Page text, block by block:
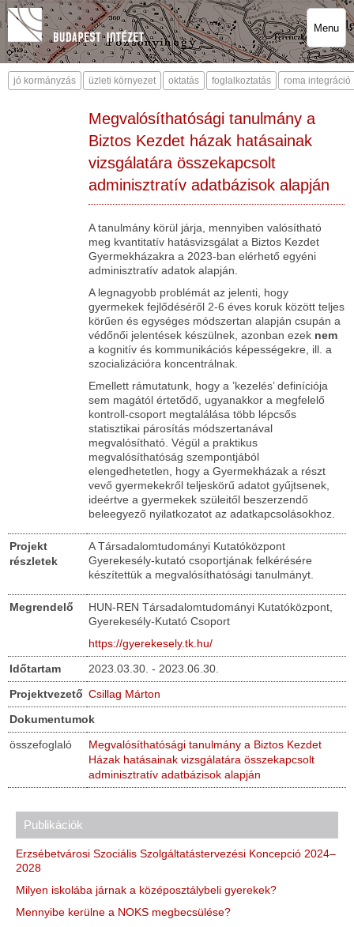
Menu
jó kormányzás üzleti környezet oktatás foglalkoztatás roma integráció
Megvalósíthatósági tanulmány a
Biztos Kezdet házak hatásainak
vizsgálatára összekapcsolt
adminisztratív adatbázisok alapján
A tanulmány körül járja, mennyiben valósítható
meg kvantitatív hatásvizsgálat a Biztos Kezdet
Gyermekházakra a 2023-ban elérhető egyéni
adminisztratív adatok alapján.
A legnagyobb problémát az jelenti, hogy
gyermekek fejlődéséről 2-6 éves koruk között teljes
körűen és egységes módszertan alapján csupán a
védőnői jelentések készülnek, azonban ezek nem
a kognitív és kommunikációs képességekre, ill. a
szocializációra koncentrálnak.
Emellett rámutatunk, hogy a ’kezelés’ definíciója
sem magától értetődő, ugyanakkor a megfelelő
kontroll-csoport megtalálása több lépcsős
statisztikai párosítás módszertanával
megvalósítható. Végül a praktikus
megvalósíthatóság szempontjából
elengedhetetlen, hogy a Gyermekházak a részt
vevő gyermekekről teljeskörű adatot gyűjtsenek,
ideértve a gyermekek szüleitől beszerzendő
beleegyező nyilatkozatot az adatkapcsolásokhoz.
Projekt
részletek
A Társadalomtudományi Kutatóközpont
Gyerekesély-kutató csoportjának felkérésére
készítettük a megvalósíthatósági tanulmányt.
Megrendelő
HUN-REN Társadalomtudományi Kutatóközpont,
Gyerekesély-Kutató Csoport
https://gyerekesely.tk.hu/
Időtartam
2023.03.30. - 2023.06.30.
Projektvezető Csillag Márton
Dokumentumok
összefoglaló
Megvalósíthatósági tanulmány a Biztos Kezdet
Házak hatásainak vizsgálatára összekapcsolt
adminisztratív adatbázisok alapján
Publikációk
Erzsébetvárosi Szociális Szolgáltatástervezési Koncepció 2024–
2028
Milyen iskolába járnak a középosztálybeli gyerekek?
Mennyibe kerülne a NOKS megbecsülése?